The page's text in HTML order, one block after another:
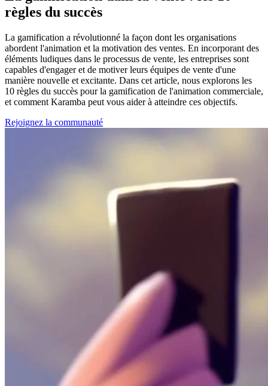
règles du succès
La gamification a révolutionné la façon dont les organisations
abordent l'animation et la motivation des ventes. En incorporant des
éléments ludiques dans le processus de vente, les entreprises sont
capables d'engager et de motiver leurs équipes de vente d'une
manière nouvelle et excitante. Dans cet article, nous explorons les
10 règles du succès pour la gamification de l'animation commerciale,
et comment Karamba peut vous aider à atteindre ces objectifs.
Rejoignez la communauté